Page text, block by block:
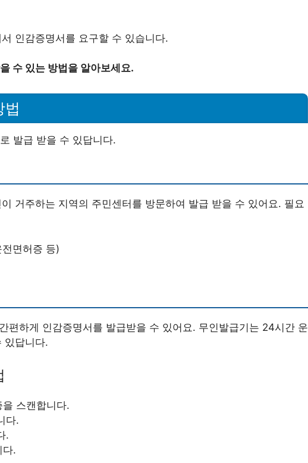
인감증명서를 요구할 수 있습니다.
수 있는 방법을 알아보세요.
법
발급 받을 수 있답니다.
거주하는 지역의 주민센터를 방문하여 발급 받을 수 있어요. 필요
면허증 등)
편하게 인감증명서를 발급받을 수 있어요. 무인발급기는 24시간 운
있답니다.
스캔합니다.
다.
.
다.